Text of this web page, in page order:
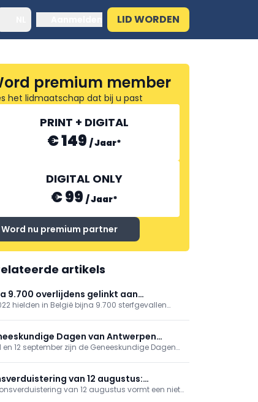
LID WORDEN
premium member
het lidmaatschap dat bij u past
PRINT + DIGITAL
€ 149 /Jaar*
DIGITAL ONLY
€ 99 /Jaar*
Word nu premium partner
artikels
9.700 overlijdens gelinkt aan
hielden in België bijna 9.700 sterfgevallen
ook andere risicofactoren van overlijden in
Dagen van Antwerpen
gevarieerd programma
en 12 september zijn de Geneeskundige Dagen
cardiologie, NKO, MKA en nood- en
van 12 augustus:
zonne-retinopathie
van 12 augustus vormt een niet